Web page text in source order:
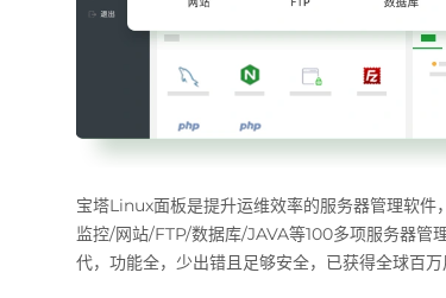
宝塔Linux面板是提升运维效率的服务器管理软
监控/网站/FTP/数据库/JAVA等100多项服务器管
代，功能全，少出错且足够安全，已获得全球百万